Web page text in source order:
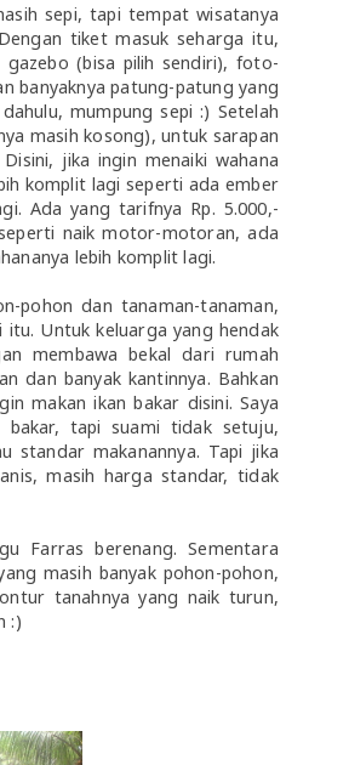
sepi, tapi tempat wisatanya
tiket masuk seharga itu,
(bisa pilih sendiri), foto-
banyaknya patung-patung yang
mumpung sepi :) Setelah
masih kosong), untuk sarapan
jika ingin menaiki wahana
komplit lagi seperti ada ember
Ada yang tarifnya Rp. 5.000,-
naik motor-motoran, ada
lebih komplit lagi.
pohon dan tanaman-tanaman,
Untuk keluarga yang hendak
membawa bekal dari rumah
dan banyak kantinnya. Bahkan
makan ikan bakar disini. Saya
bakar, tapi suami tidak setuju,
standar makanannya. Tapi jika
masih harga standar, tidak
Farras berenang. Sementara
masih banyak pohon-pohon,
tanahnya yang naik turun,
:)